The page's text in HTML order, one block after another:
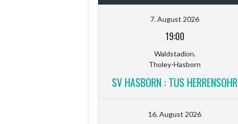
7. August 2026
19:00
Waldstadion.
Tholey-Hasborn
SV HASBORN : TUS HERRENSOHR
16. August 2026